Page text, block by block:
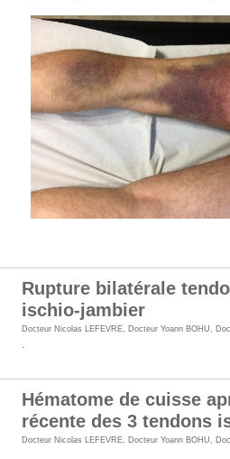
Rupture bilatérale
ischio-jambier
Docteur Nicolas LEFEVRE Docteur Yoann BOHU
Hématome de cuisse
récente des 3 tendons
Docteur Nicolas LEFEVRE Docteur Yoann BOHU